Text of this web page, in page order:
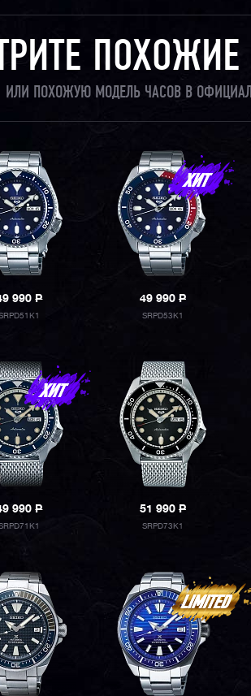
ИЛИ ПОХОЖУЮ МОДЕЛЬ ЧАСОВ В
990P 49 990 P
SRPD53K1
990P 51 990 P
SRPD73K1